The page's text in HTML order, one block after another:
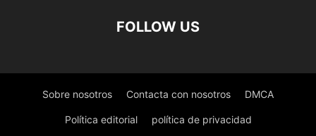
FOLLOW US
Sobre nosotros Contacta con nosotros DMCA
Política editorial política de privacidad